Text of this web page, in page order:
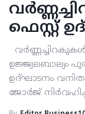
ഫെസ്റ്റ്
ഉജ്ജ്വലബാല്യം
ഉദ്ഘാടനം
ജോർജ്